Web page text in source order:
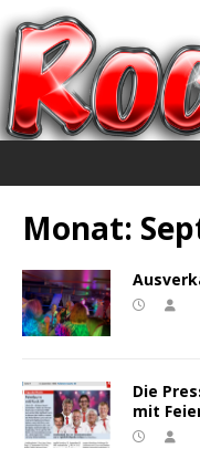
Monat:
Die
mit